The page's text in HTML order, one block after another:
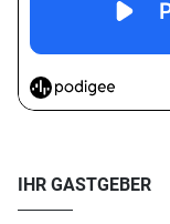
IHR GASTGEBER